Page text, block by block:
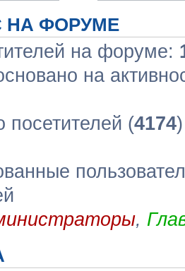
НА ФОРУМЕ
на форуме:
на
посетителей (4174
,